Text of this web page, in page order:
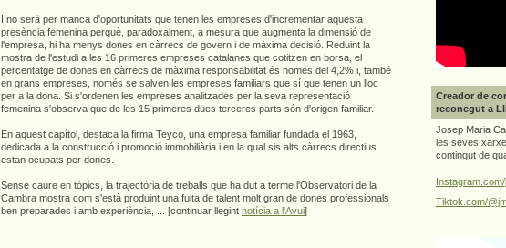
I no serà per manca d'oportunitats que tenen les empreses d'incrementar aquesta
presència femenina perquè, paradoxalment, a mesura que augmenta la dimensió de
l'empresa, hi ha menys dones en càrrecs de govern i de màxima decisió. Reduint la
mostra de l'estudi a les 16 primeres empreses catalanes que cotitzen en borsa, el
percentatge de dones en càrrecs de màxima responsabilitat és només del 4,2% i, també
en grans empreses, només se salven les empreses familiars que sí que tenen un lloc
per a la dona. Si s'ordenen les empreses analitzades per la seva representació
femenina s'observa que de les 15 primeres dues terceres parts són d'origen familiar.
En aquest capítol, destaca la firma Teyco, una empresa familiar fundada el 1963,
dedicada a la construcció i promoció immobiliària i en la qual sis alts càrrecs directius
estan ocupats per dones.
Sense caure en tòpics, la trajectòria de treballs que ha dut a terme l'Observatori de la
Cambra mostra com s'està produint una fuita de talent molt gran de dones professionals
ben preparades i amb experiència, ... [continuar llegint notícia a l'Avui]
Creador de
reconegut a
Josep Maria
les seves
contingut de
Tiktok.com/